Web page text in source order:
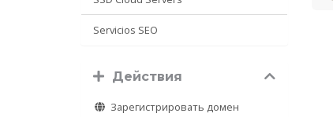
Servicios SEO
Действия
Зарегистрировать домен